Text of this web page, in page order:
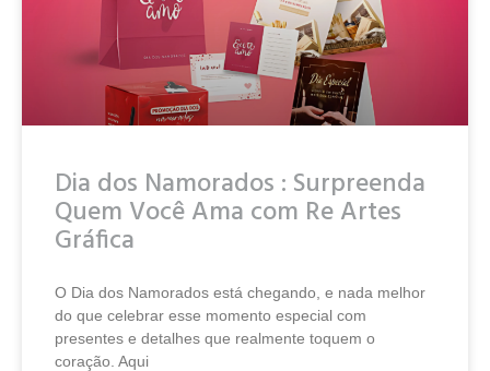
Dia dos Namorados : Surpreenda
Quem Você Ama com Re Artes
Gráfica
O Dia dos Namorados está chegando, e nada melhor
do que celebrar esse momento especial com
presentes e detalhes que realmente toquem o
coração. Aqui